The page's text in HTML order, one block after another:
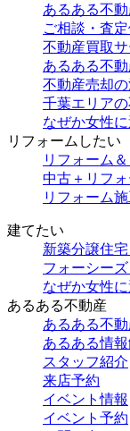
あるある不
ご相談・査
不動産買取
あるある不
不動産売却
千葉エリア
なぜか女性
リフォームしたい
リフォーム
中古＋リフ
リフォーム
建てたい
新築分譲住宅
フォーシー
なぜか女性
あるある不動産
あるある不
あるある情
スタッフ紹介
来店予約
イベント情報
イベント予約